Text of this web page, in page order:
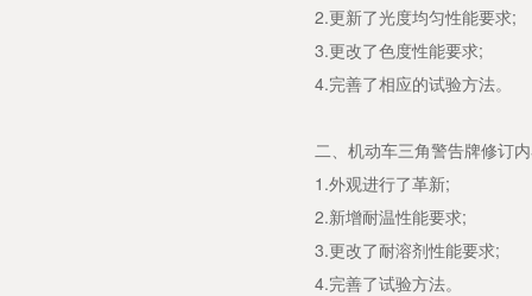
2.更新了光度均匀性能要求;
3.更改了色度性能要求;
4.完善了相应的试验方法。
二、机动车三角警告牌修订
1.外观进行了革新;
2.新增耐温性能要求;
3.更改了耐溶剂性能要求;
4.完善了试验方法。